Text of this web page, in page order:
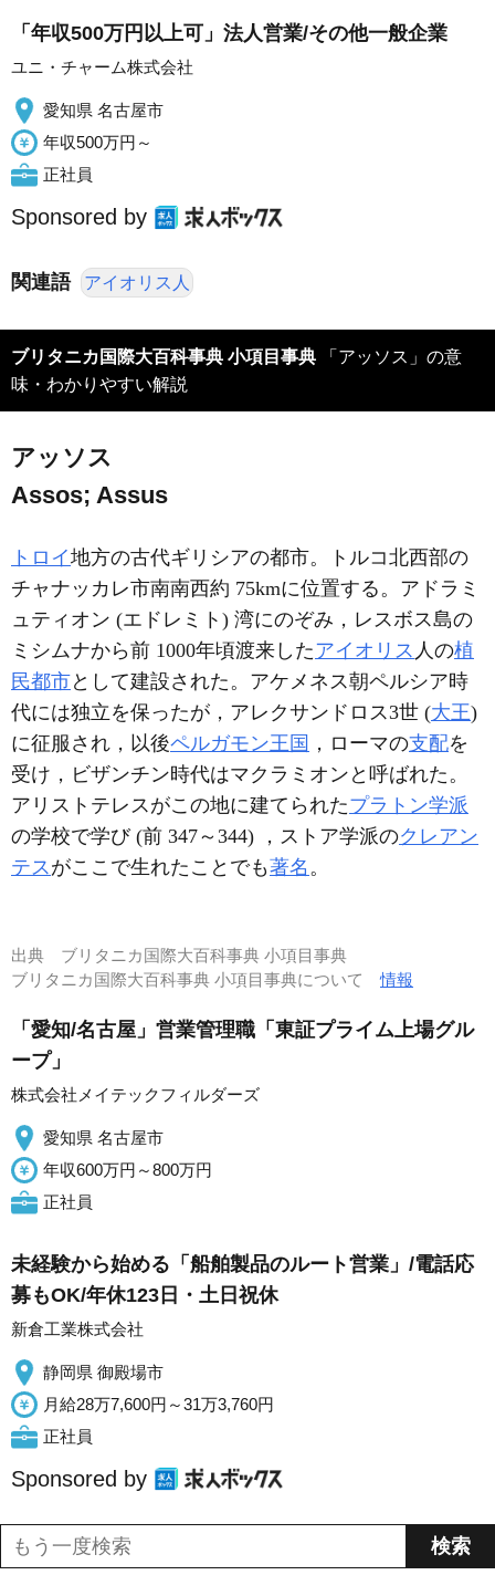
「年収500万円以上可」法人営業/その他一般企業
ユニ・チャーム株式会社
愛知県 名古屋市
年収500万円～
正社員
Sponsored by
関連語 アイオリス人
ブリタニカ国際大百科事典 小項目事典 「アッソス」の意
味・わかりやすい解説
アッソス
Assos; Assus
トロイ地方の古代ギリシアの都市。トルコ北西部の
チャナッカレ市南南西約 75kmに位置する。アドラミ
ュティオン (エドレミト) 湾にのぞみ，レスボス島の
ミシムナから前 1000年頃渡来したアイオリス 人の植
民都市として建設された。アケメネス朝ペルシア時
代には独立を保ったが，アレクサンドロス3世 (大王)
に征服され，以後ペルガモン王国 ，ローマの支配を
受け，ビザンチン時代はマクラミオンと呼ばれた。
アリストテレスがこの地に建てられたプラトン学派
の学校で学び (前 347～344) ，ストア学派のクレアン
テス がここで生れたことでも著名 。
出典 ブリタニカ国際大百科事典 小項目事典
ブリタニカ国際大百科事典 小項目事典について情報
「愛知/名古屋」営業管理職「東証プライム上場グル
ープ」
株式会社メイテックフィルダーズ
愛知県 名古屋市
年収600万円～800万円
正社員
未経験から始める「船舶製品のルート営業」/電話応
募もOK/年休123日・土日祝休
新倉工業株式会社
静岡県 御殿場市
月給28万7,600円～31万3,760円
正社員
Sponsored by